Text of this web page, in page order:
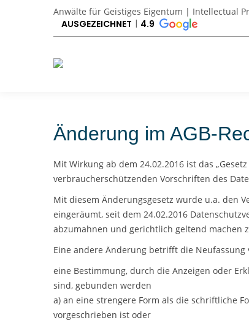
Anwälte für Geistiges Eigentum | Intellectual
AUSGEZEICHNET 4.9
Änderung im AGB-
Mit Wirkung ab dem 24.02.2016 ist das
verbraucherschützenden Vorschriften des
Mit diesem Änderungsgesetz wurde u.a. den
eingeräumt, seit dem 24.02.2016
abzumahnen und gerichtlich geltend machen
Eine andere Änderung betrifft die Neufassung
eine Bestimmung, durch die Anzeigen oder
sind, gebunden werden
a) an eine strengere Form als die schriftliche
vorgeschrieben ist oder